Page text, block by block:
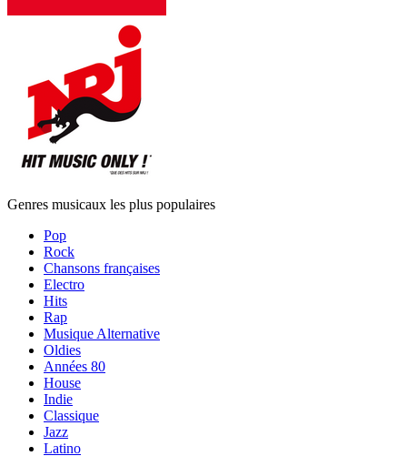
Genres musicaux les plus populaires
Pop
Rock
Chansons françaises
Electro
Hits
Rap
Musique Alternative
Oldies
Années 80
House
Indie
Classique
Jazz
Latino